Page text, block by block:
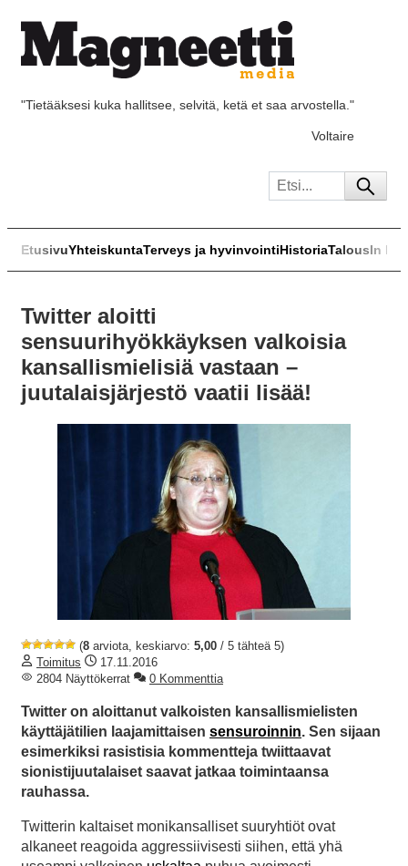
"Tietääksesi kuka hallitsee, selvitä, ketä et saa arvostella."
Voltaire
EtusivuYhteiskuntaTerveys ja hyvinvointiHistoriaTalousIn
Twitter aloitti
sensuurihyökkäyksen valkoisia
kansallismielisiä vastaan –
juutalaisjärjestö vaatii lisää!
(8 arviota, keskiarvo: 5,00 / 5 tähteä 5)
Toimitus
17.11.2016
2804 Näyttökerrat
0 Kommenttia
Twitter on aloittanut valkoisten kansallismielisten
käyttäjätilien laajamittaisen sensuroinnin. Sen sijaan
esimerkiksi rasistisia kommentteja twiittaavat
sionistijuutalaiset saavat jatkaa toimintaansa
rauhassa.
Twitterin kaltaiset monikansalliset suuryhtiöt ovat
alkaneet reagoida aggressiivisesti siihen, että yhä